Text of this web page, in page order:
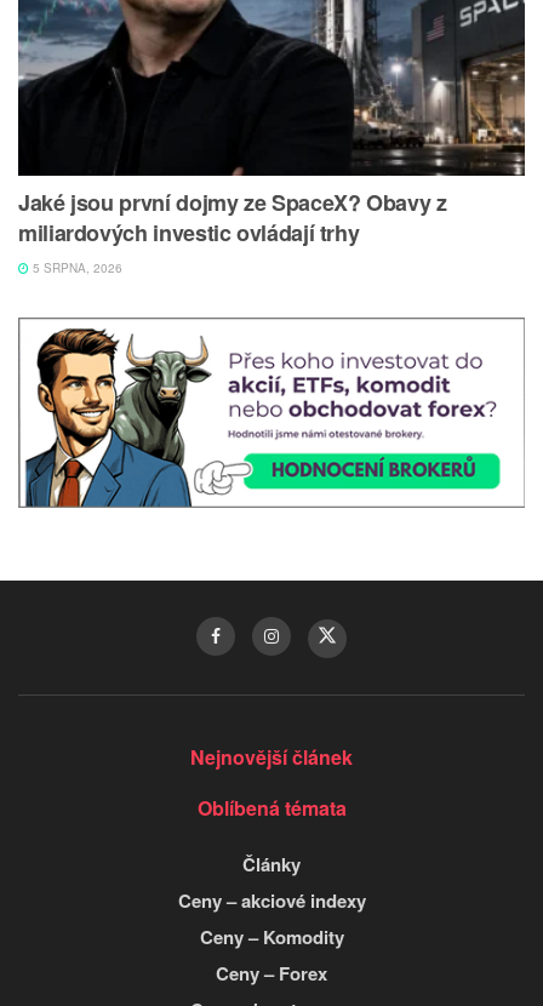
Jaké jsou první dojmy ze SpaceX? Obavy z
miliardových investic ovládají trhy
5 SRPNA, 2026
Nejnovější článek
Oblíbená témata
Články
Ceny – akciové indexy
Ceny – Komodity
Ceny – Forex